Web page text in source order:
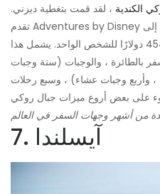
الكندية ، لقد قمت بتغطية ديزني.
تقدم Adventures by Disney حزمة إجازة شاملة لمدة سبعة أيام إلى
جبال روكي الكندية مقابل حوالي 4549 دولارًا للشخص الواحد. يشمل هذا
بالطائرة ، والوجبات (ستة وجبات
، وأربع وجبات عشاء) ، وسبع رحلات
7. آيسلندا